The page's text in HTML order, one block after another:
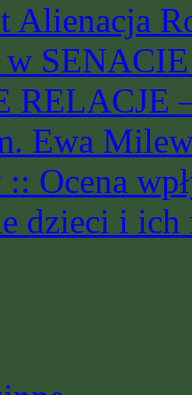
Alienacja
RELACJE
Ewa
Ocena
dzieci i